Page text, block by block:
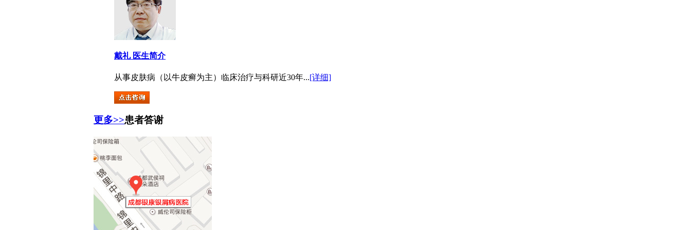
戴礼 医生简介
从事皮肤病（以牛皮癣为主）临床治疗与科研近30年...[详细]
更多>>患者答谢